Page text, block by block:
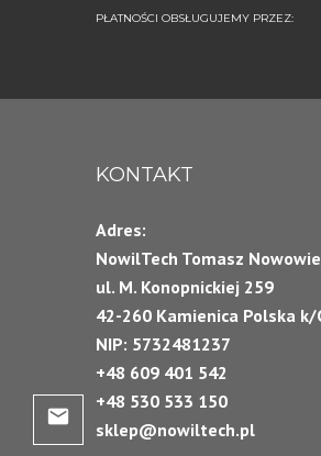
PŁATNOŚCI OBSŁUGUJEMY PRZEZ:
KONTAKT
Adres:
NowilTech Tomasz
ul. M. Konopnickiej 259
42-260 Kamienica Polska
NIP: 5732481237
+48 609 401 542
+48 530 533 150
sklep@nowiltech.pl
mail